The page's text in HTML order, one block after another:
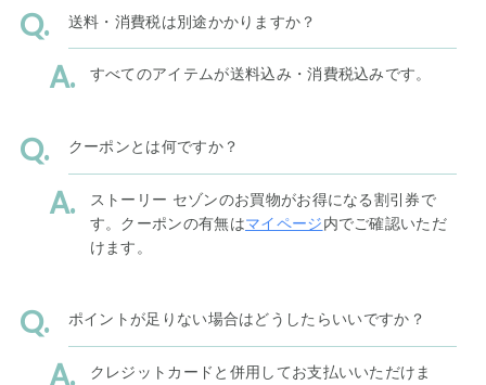
送料・消費税は別途かかりますか？
すべてのアイテムが送料込み・消費税込みです。
クーポンとは何ですか？
ストーリー セゾンのお買物がお得になる割引券で
す。クーポンの有無はマイページ内でご確認いただ
けます。
ポイントが足りない場合はどうしたらいいですか？
クレジットカードと併用してお支払いいただけま